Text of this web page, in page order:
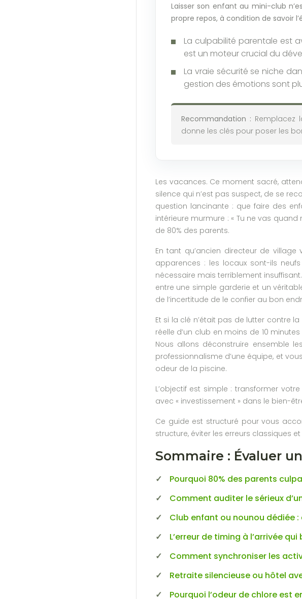
Laisser son enfant au mini-club
propre repos, à condition de savoir
La culpabilité parentale est
est un moteur crucial du
La vraie sécurité se niche
gestion des émotions sont
Recommandation : Remplacez
donne les clés pour poser les
Les vacances. Ce moment sacré,
silence qui n’est pas suspect, de se
question lancinante : que faire des
intérieure murmure : « Tu ne vas
de 80% des parents.
En tant qu’ancien directeur de
apparences : les locaux sont-ils
nécessaire mais terriblement
entre une simple garderie et un
de l’incertitude de le confier au bon
Et si la clé n’était pas de lutter contre
réelle d’un club en moins de 10
Nous allons déconstruire ensemble
professionnalisme d’une équipe, et
odeur de la piscine.
L’objectif est simple : transformer
avec « investissement » dans le bien-
Ce guide est structuré pour vous
structure, éviter les erreurs classiques
Sommaire : Évaluer
Pourquoi 80% des parents
Comment auditer le sérieux
Club enfant ou nounou dédiée
L’erreur de timing à l’arrivée
Comment synchroniser les
Retraite silencieuse ou hôtel
Pourquoi l’odeur de chlore est